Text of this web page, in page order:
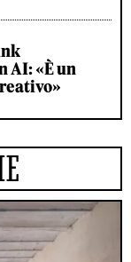
AI: «È un